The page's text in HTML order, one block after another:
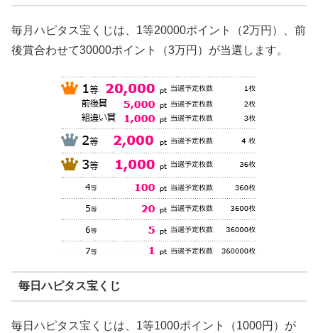
毎月ハピタス宝くじは、1等20000ポイント（2万円）、前
後賞合わせて30000ポイント（3万円）が当選します。
毎日ハピタス宝くじ
毎日ハピタス宝くじは、1等1000ポイント（1000円）が